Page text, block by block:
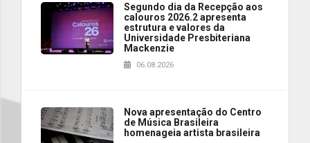
Segundo dia da Recepção aos
calouros 2026.2 apresenta
estrutura e valores da
Universidade Presbiteriana
Mackenzie
06.08.2026
Nova apresentação do Centro
de Música Brasileira
homenageia artista brasileira